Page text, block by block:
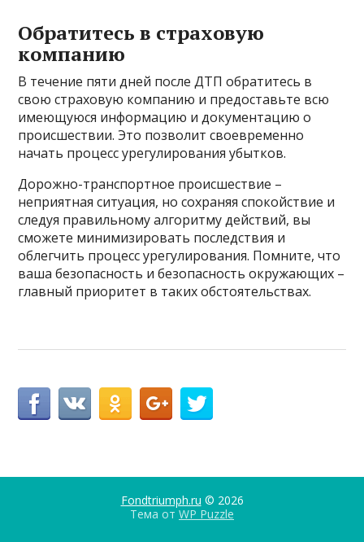
Обратитесь в страховую
компанию
В течение пяти дней после ДТП обратитесь в
свою страховую компанию и предоставьте всю
имеющуюся информацию и документацию о
происшествии. Это позволит своевременно
начать процесс урегулирования убытков.
Дорожно-транспортное происшествие –
неприятная ситуация, но сохраняя спокойствие и
следуя правильному алгоритму действий, вы
сможете минимизировать последствия и
облегчить процесс урегулирования. Помните, что
ваша безопасность и безопасность окружающих –
главный приоритет в таких обстоятельствах.
Fondtriumph.ru © 2026
Тема от WP Puzzle